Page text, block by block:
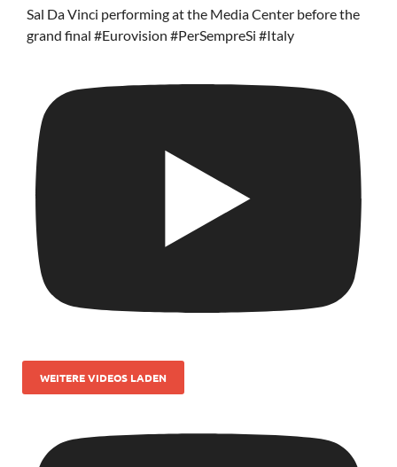
Sal Da Vinci performing at the Media Center before the
grand final #Eurovision #PerSempreSi #Italy
WEITERE VIDEOS LADEN